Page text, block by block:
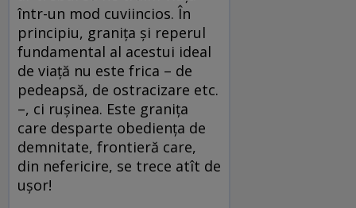
într-un mod cuviincios. În
principiu, granița și reperul
fundamental al acestui ideal
de viață nu este frica – de
pedeapsă, de ostracizare etc.
–, ci rușinea. Este granița
care desparte obediența de
demnitate, frontieră care,
din nefericire, se trece atît de
ușor!